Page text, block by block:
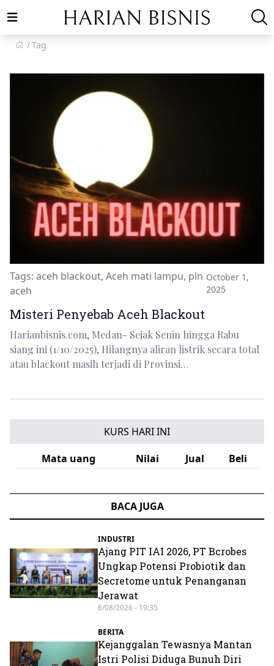
Open main menu
Tag
Tags: aceh blackout, Aceh mati lampu, pln
aceh
October 1,
2025
Misteri Penyebab Aceh Blackout
Harianbisnis.com, Medan- Sejak Senin hingga Rabu
siang ini (1/10/2025), Hilangnya aliran listrik secara total
atau blackout masih terjadi di Provinsi…
KURS HARI INI
Mata uang
Nilai Jual Beli
BACA JUGA
INDUSTRI
Ajang PIT IAI 2026, PT Bcrobes
Ungkap Potensi Probiotik dan
Secretome untuk Penanganan
Jerawat
6/08/2026 - 19:35
BERITA
Kejanggalan Tewasnya Mantan
Istri Polisi Diduga Bunuh Diri